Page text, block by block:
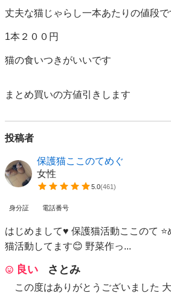
丈夫な猫じゃらし一本あたりの値段で
1本２００円
猫の食いつきがいいです
まとめ買いの方値引きします
投稿者
保護猫ここのてめぐ
女性
5.0(461)
身分証 電話番号
はじめまして♥ 保護猫活動ここのて ⭐️
猫活動してます😊 野菜作っ...
良い さとみ
この度はありがとうございました